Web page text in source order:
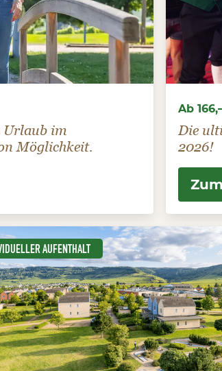
Urlaub im
Möglichkeit.
Ab
Die
2026!
AUFENTHALT